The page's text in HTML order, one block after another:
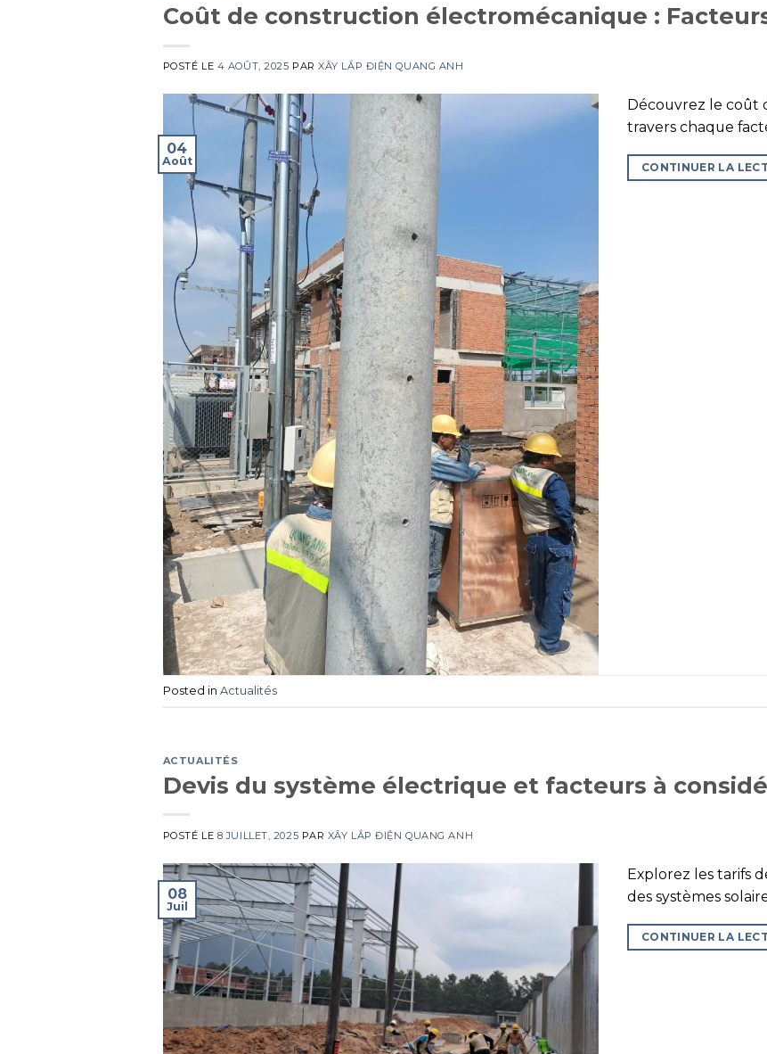
Coût de construction électromécanique :
POSTÉ LE 4 AOÛT, 2025 PARXÂY LẮP ĐIỆN QUANG ANH
04
Août
Découvrez le coût
travers chaque
CONTINUER LA
Posted in Actualités
ACTUALITÉS
Devis du système électrique et facteurs à
POSTÉ LE 8 JUILLET, 2025 PAR XÂY LẮP ĐIỆN QUANG ANH
08
Juil
Explorez les tarifs
des systèmes
CONTINUER LA